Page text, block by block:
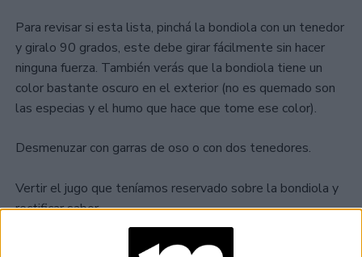
Para revisar si esta lista, pinchá la bondiola con un tenedor
y giralo 90 grados, este debe girar fácilmente sin hacer
ninguna fuerza. También verás que la bondiola tiene un
color bastante oscuro en el exterior (no es quemado son
las especias y el humo que hace que tome ese color).
Desmenuzar con garras de oso o con dos tenedores.
Vertir el jugo que teníamos reservado sobre la bondiola y
rectificar sabor.